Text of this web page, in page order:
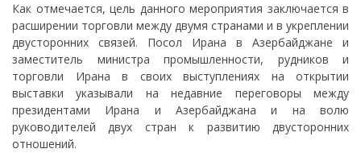
Как отмечается, цель данного мероприятия заключается в
расширении торговли между двумя странами и в укреплении
двусторонних связей. Посол Ирана в Азербайджане и
заместитель министра промышленности, рудников и
торговли Ирана в своих выступлениях на открытии
выставки указывали на недавние переговоры между
президентами Ирана и Азербайджана и на волю
руководителей двух стран к развитию двусторонних
отношений.